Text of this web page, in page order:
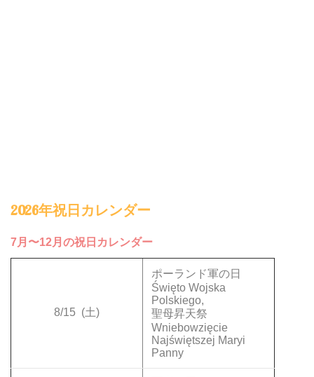
2026年祝日カレンダー
7月〜12月の祝日カレンダー
8/15 (土)
ポーランド軍の日
Święto Wojska
Polskiego,
聖母昇天祭
Wniebowzięcie
Najświętszej Maryi
Panny